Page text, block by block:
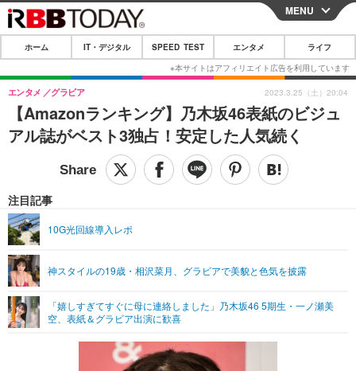
CLOSE
ホーム
IT・デジタル
IT・デジタルTOP スマートフォン
ガジェット・ツール
ショッピング その他
SPEED TEST
エンタメTOP 映画・ドラマ
グラビア ブログ
ショッピング その他
ライフTOP
リリース一覧
プッシュ通知の停止方法
MENU
ホーム IT・デジタル SPEED TEST エンタメ ライフ
【Amazonランキング】乃木坂46表紙のビジュ
アル誌がベスト3独占！安定した人気続く
エンタメ グラビア
注目記事
10G光回線導入レポ
神スタイルの19歳・相沢菜月、グラビアで美貌と色気を披露
「嬉しすぎてすぐに母に連絡しました」乃木坂46 5期生・一ノ瀬美
空、表紙＆グラビア出演に歓喜
2023.3.25（土）20:04